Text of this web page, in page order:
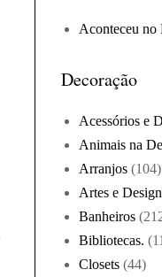
Aconteceu no
Decoração
Acessórios e
Animais na
Arranjos (104)
Artes e Design
Banheiros
Bibliotecas.
Closets (44)